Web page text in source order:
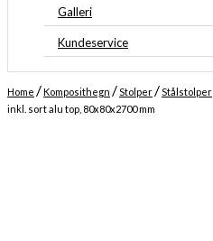
Galleri
Kundeservice
Home /Komposithegn /Stolper /Stålstolper
inkl. sort alu top, 80x80x2700 mm